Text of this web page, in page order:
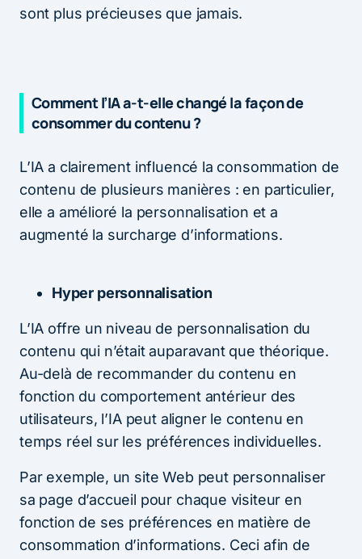
sont plus précieuses que jamais.
Comment l’IA a-t-elle changé la façon de
consommer du contenu ?
L’IA a clairement influencé la consommation de
contenu de plusieurs manières : en particulier,
elle a amélioré la personnalisation et a
augmenté la surcharge d’informations.
Hyper personnalisation
L’IA offre un niveau de personnalisation du
contenu qui n’était auparavant que théorique.
Au-delà de recommander du contenu en
fonction du comportement antérieur des
utilisateurs, l’IA peut aligner le contenu en
temps réel sur les préférences individuelles.
Par exemple, un site Web peut personnaliser
sa page d’accueil pour chaque visiteur en
fonction de ses préférences en matière de
consommation d’informations. Ceci afin de